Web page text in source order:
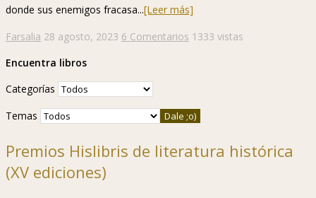
donde sus enemigos fracasa...[Leer más]
Farsalia 28 agosto, 2023 6 Comentarios 1333 vistas
Encuentra libros
Categorías
Temas
Premios Hislibris de literatura histórica
(XV ediciones)